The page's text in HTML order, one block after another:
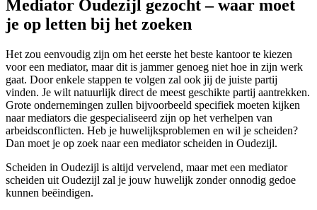
Mediator Oudezijl gezocht – waar moet
je op letten bij het zoeken
Het zou eenvoudig zijn om het eerste het beste kantoor te kiezen
voor een mediator, maar dit is jammer genoeg niet hoe in zijn werk
gaat. Door enkele stappen te volgen zal ook jij de juiste partij
vinden. Je wilt natuurlijk direct de meest geschikte partij aantrekken.
Grote ondernemingen zullen bijvoorbeeld specifiek moeten kijken
naar mediators die gespecialiseerd zijn op het verhelpen van
arbeidsconflicten. Heb je huwelijksproblemen en wil je scheiden?
Dan moet je op zoek naar een mediator scheiden in Oudezijl.
Scheiden in Oudezijl is altijd vervelend, maar met een mediator
scheiden uit Oudezijl zal je jouw huwelijk zonder onnodig gedoe
kunnen beëindigen.